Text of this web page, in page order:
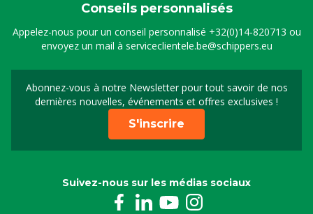
Conseils personnalisés
Appelez-nous pour un conseil personnalisé +32(0)14-820713 ou
envoyez un mail à serviceclientele.be@schippers.eu
Abonnez-vous à notre Newsletter pour tout savoir de nos
dernières nouvelles, événements et offres exclusives !
Inscrivez-vous à notre
S'inscrire
Suivez-nous sur les médias sociaux